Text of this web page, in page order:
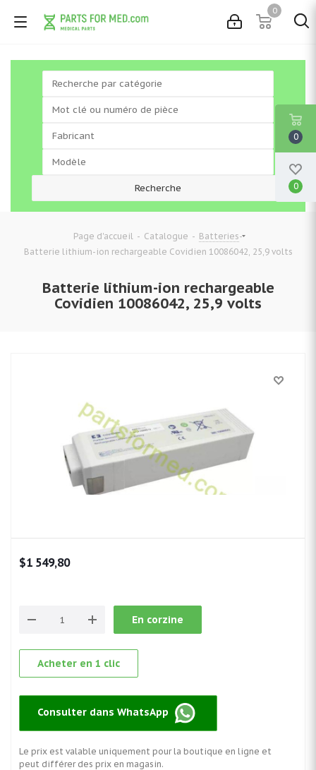
0
Page d'accueil - Catalogue - Batteries-
Batterie lithium-ion rechargeable Covidien 10086042, 25,9 volts
Batterie lithium-ion rechargeable
Covidien 10086042, 25,9 volts
$1 549,80
En corzine
Acheter en 1 clic
Consulter dans WhatsApp
Le prix est valable uniquement pour la boutique en ligne et
peut différer des prix en magasin.
0
0